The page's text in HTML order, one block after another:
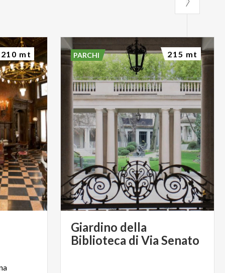
210 mt
Giardino della
Biblioteca di Via Senato
PARCHI 215 mt